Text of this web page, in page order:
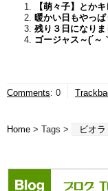
【萌々子】とか
暖かい日もやっ
残り３日になり
ゴージャス～(´～
Comments: 0
Home > Tags > ビオ